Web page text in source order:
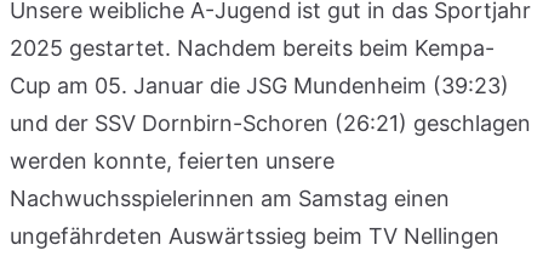
Unsere weibliche A-Jugend ist gut in das Sportjahr
2025 gestartet. Nachdem bereits beim Kempa-
Cup am 05. Januar die JSG Mundenheim (39:23)
und der SSV Dornbirn-Schoren (26:21) geschlagen
werden konnte, feierten unsere
Nachwuchsspielerinnen am Samstag einen
ungefährdeten Auswärtssieg beim TV Nellingen